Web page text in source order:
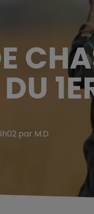
par M.D